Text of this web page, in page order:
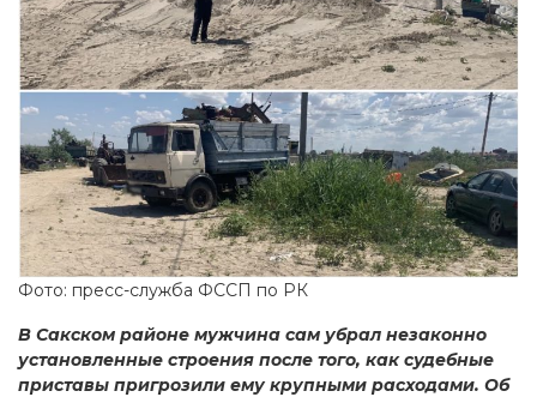
Фото: пресс-служба ФССП по РК
В Сакском районе мужчина сам убрал незаконно
установленные строения после того, как судебные
приставы пригрозили ему крупными расходами. Об